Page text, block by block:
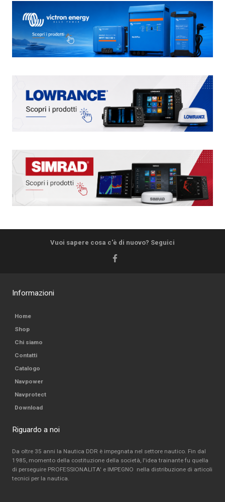
Vuoi sapere cosa c'è di nuovo? Seguici
Informazioni
Home
Shop
Chi siamo
Contatti
Catalogo
Navpower
Navprotect
Download
Riguardo a noi
Da oltre 35 anni la Nautica DDR è impegnata nel settore nautico. Fin dal
1985, momento della costituzione della società, l'idea trainante fu quella
di perseguire PROFESSIONALITA' e IMPEGNO nella distribuzione di articoli
tecnici per la nautica.